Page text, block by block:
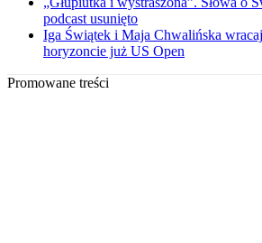
podcast usunięto
Iga Świątek i Maja Chwalińska
horyzoncie już US Open
Promowane treści